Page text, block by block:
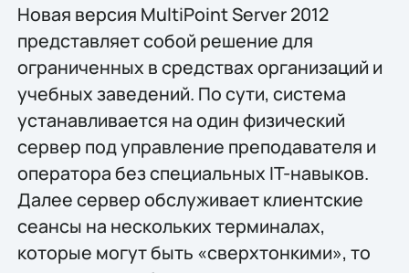
Новая версия MultiPoint Server 2012
представляет собой решение для
ограниченных в средствах организаций и
учебных заведений. По сути, система
устанавливается на один физический
сервер под управление преподавателя и
оператора без специальных IT-навыков.
Далее сервер обслуживает клиентские
сеансы на нескольких терминалах,
которые могут быть «сверхтонкими», то